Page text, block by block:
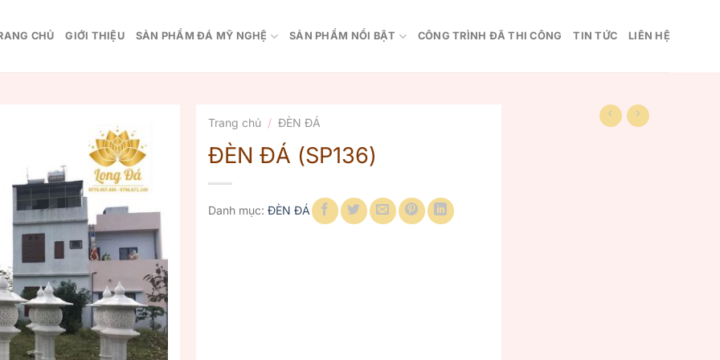
CHỦ GIỚI THIỆU SẢN PHẨM ĐÁ MỸ NGHỆ SẢN PHẨM NỔI BẬT CÔNG TRÌNH ĐÃ THI CÔNG TIN TỨC LIÊN HỆ
Trang chủ / ĐÈN ĐÁ
ĐÈN ĐÁ (SP136)
Danh mục: ĐÈN ĐÁ